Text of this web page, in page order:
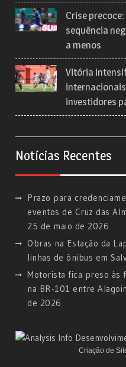
Crise
sequência
a menos
Vitória
investidores
Notícias Recentes
Prazo para
eventos de Cruz das
25 de maio de 2026
Obras na Estação da
linhas de ônibus em
Motorista fica preso às
na BR-101 entre
de 2026
Criação de